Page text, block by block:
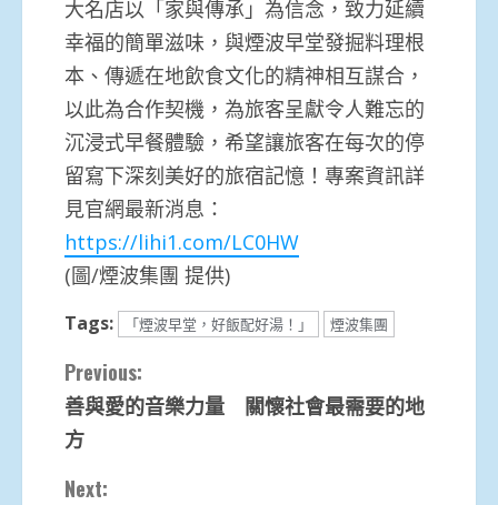
大名店以「家與傳承」為信念，致力延續
幸福的簡單滋味，與煙波早堂發掘料理根
本、傳遞在地飲食文化的精神相互謀合，
以此為合作契機，為旅客呈獻令人難忘的
沉浸式早餐體驗，希望讓旅客在每次的停
留寫下深刻美好的旅宿記憶！專案資訊詳
見官網最新消息：
https://lihi1.com/LC0HW
(圖/煙波集團 提供)
Tags: 「煙波早堂，好飯配好湯！」 煙波集團
Continue
Reading
Previous:
善與愛的音樂力量 關懷社會最需要的地
方
Next: